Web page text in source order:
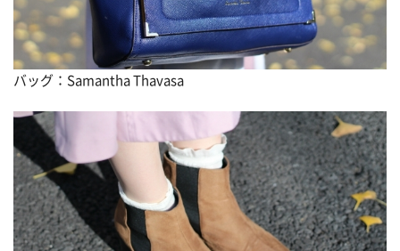
バッグ：Samantha Thavasa